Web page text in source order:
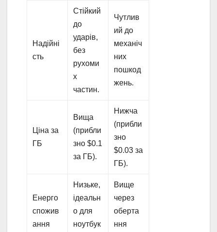
Надійні
сть
Стійкий
до
ударів,
без
рухоми
х
частин.
Чутлив
ий до
механіч
них
пошкод
жень.
Ціна за
ГБ
Вища
(прибли
зно $0.1
за ГБ).
Нижча
(прибли
зно
$0.03 за
ГБ).
Енерго
спожив
ання
Низьке,
ідеальн
о для
ноутбук
Вище
через
оберта
ння